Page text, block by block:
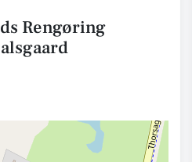
Rengøring